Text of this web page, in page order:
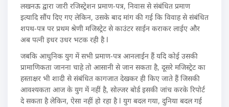
लखनऊ द्वारा जारी रजिस्ट्रेशन प्रमाण-पत्र, निवास से संबंधित प्रमाण
इत्यादि सौंप दिए गए लेकिन, उसके बाद मांग की गई कि विवाह से संबंधित
शपथ-पत्र पर प्रथम श्रेणी मजिस्ट्रेट से काउंटर साईन कराकर लाईए और
अब पत्नी इधर उधर भटक रही है l
जबकि आधुनिक युग में सभी प्रमाण-पत्र आनलाईन हैं यदि कोई उसकी
प्रामाणिकता जानना चाहे तो आसानी से जान सकता है, दूसरे मजिस्ट्रेट का
हस्ताक्षर भी शादी से संबंधित कागजात देखकर ही किए जाते हैं जिसकी
आवश्यकता आज के युग में नहीं है, सोल्जर बोर्ड इसकी जांच करके रिपोर्ट
दे सकता है लेकिन, ऐसा नहीं हो रहा है l युग बदल गया, दुनिया बदल गई